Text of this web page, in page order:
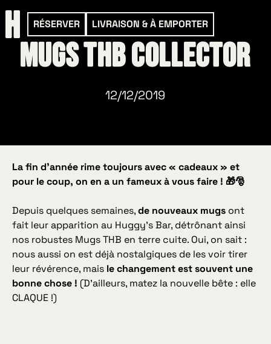
RÉSERVER LIVRAISON & À EMPORTER
Mugs THB Collector
12/12/2019
La fin d’année rime toujours avec « cadeaux » et
pour le coup, on en a un fameux à vous faire ! 🎁🎅
Depuis quelques semaines,de nouveaux mugsont
fait leur apparition au Huggy’s Bar, détrônant ainsi
nos robustes Mugs THB en terre cuite. Oui, on sait :
nous aussi on est déjà nostalgiques de les voir tirer
leur révérence, mais le changement est souvent une
bonne chose ! (D’ailleurs, matez la nouvelle bête : elle
CLAQUE !)